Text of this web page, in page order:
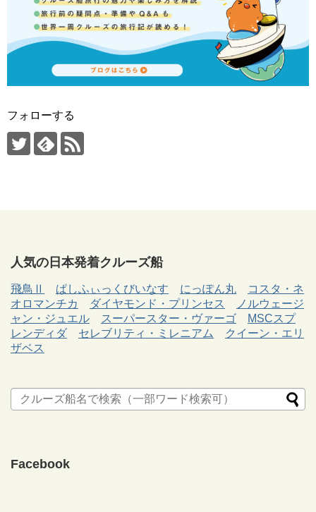
フォローする
人気の日本発着クルーズ船
飛鳥Ⅱ ぱしふぃっくびいなす にっぽん丸
コスタ・ネ
オロマンチカ
ダイヤモンド・プリンセス
ノルウェージ
ャン・ジュエル
スーパースター・ヴァーゴ
MSCスプ
レンディダ
セレブリティ・ミレニアム
クイーン・エリ
ザベス
Facebook